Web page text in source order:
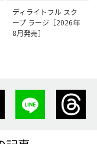
ディライトフル スク
ープ ラージ［2026年
8月発売］